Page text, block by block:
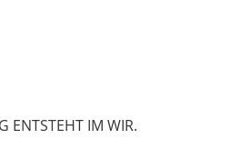
ENTSTEHT IM WIR.